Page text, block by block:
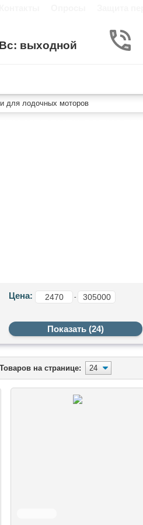
выходной
для лодочных моторов
Цена: -
Товаров на странице: